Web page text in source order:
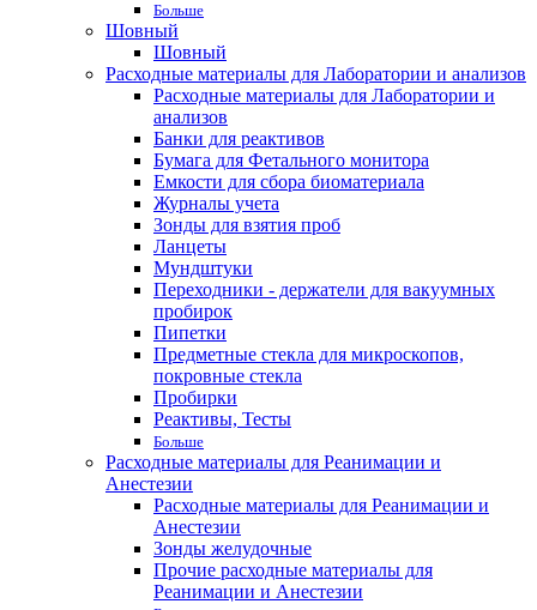
Больше
Шовный
Шовный
Расходные материалы для Лаборатории и анализов
Расходные материалы для Лаборатории и
анализов
Банки для реактивов
Бумага для Фетального монитора
Емкости для сбора биоматериала
Журналы учета
Зонды для взятия проб
Ланцеты
Мундштуки
Переходники - держатели для вакуумных
пробирок
Пипетки
Предметные стекла для микроскопов,
покровные стекла
Пробирки
Реактивы, Тесты
Больше
Расходные материалы для Реанимации и
Анестезии
Расходные материалы для Реанимации и
Анестезии
Зонды желудочные
Прочие расходные материалы для
Реанимации и Анестезии